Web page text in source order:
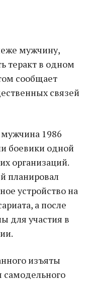
мужчину,
теракт в одном
сообщает
связей
1986
боевики одной
организаций.
планировал
устройство на
а после
для участия в
изъяты
самодельного